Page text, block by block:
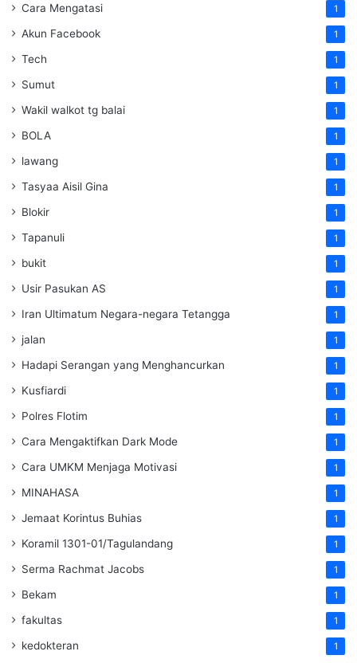
Cara Mengatasi 1
Akun Facebook 1
Tech 1
Sumut 1
Wakil walkot tg balai 1
BOLA 1
lawang 1
Tasyaa Aisil Gina 1
Blokir 1
Tapanuli 1
bukit 1
Usir Pasukan AS 1
Iran Ultimatum Negara-negara Tetangga 1
jalan 1
Hadapi Serangan yang Menghancurkan 1
Kusfiardi 1
Polres Flotim 1
Cara Mengaktifkan Dark Mode 1
Cara UMKM Menjaga Motivasi 1
MINAHASA 1
Jemaat Korintus Buhias 1
Koramil 1301-01/Tagulandang 1
Serma Rachmat Jacobs 1
Bekam 1
fakultas 1
kedokteran 1